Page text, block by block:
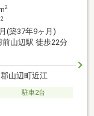
2
2
(築37年9ヶ月)
前山辺駅 徒歩22分
山辺町近江
駐車2台